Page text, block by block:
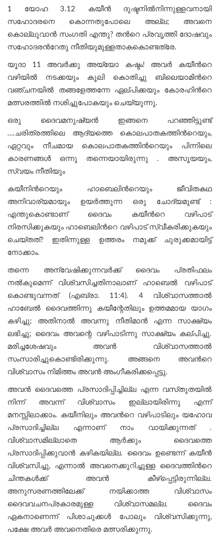
1 യോഹ 3.12 കയീൻ ദുഷ്ടനിൽനിന്നുള്ളവനായി
സഹോദരനെ കൊന്നതുപോലെ അല്ല; അവനെ
കൊല്ലുവാൻ സംഗതി എന്തു? തന്‍റെ പ്രവൃത്തി ദോഷവും
സഹോദരന്‍റേതു നീതിയുമുള്ളതാകകൊണ്ടത്രേ.
യൂദാ 11 അവർക്കു അയ്യോ കഷ്ടം! അവർ കയീന്‍റെ
വഴിയിൽ നടക്കയും കൂലി കൊതിച്ചു ബിലെയാമിന്‍റെ
വഞ്ചനയിൽ തങ്ങളേത്തന്നേ ഏല്പിക്കയും കോരഹിന്‍റെ
മത്സരത്തിൽ നശിച്ചുപോകയും ചെയ്യുന്നു.
ഒരു ദൈവമനുഷ്യന്‍ ഇങ്ങനെ പറഞ്ഞിട്ടുണ്ട്
….ചരിത്രത്തിലെ ആദ്യത്തെ കൊലപാതകത്തിന്‍റെയും,
ഏറ്റവും നീചമായ കൊലപാതകത്തിന്‍റെയും പിന്നിലെ
കാരണങ്ങള്‍ ഒന്നു തന്നെയായിരുന്നു . അസൂയയും,
സ്വയം നീതിയും
​കയീനിന്‍റെയും ഹാബെലിന്‍റെയും ജീവിതകഥ
അനിവാര്യമായും ഉയർത്തുന്ന ഒരു ചോദ്യമുണ്ട് :
എന്തുകൊണ്ടാണ് ദൈവം കയീന്‍റെ വഴിപാട്
നിരസിക്കുകയും ഹാബെലിന്‍റെ വഴിപാട് സ്വീകരിക്കുകയും
ചെയ്തത്? ഇതിന്നുള്ള ഉത്തരം നമുക്ക് ചുരുക്കമായിട്ട്
നോക്കാം.
തന്നെ അന്വേഷിക്കുന്നവർക്ക് ദൈവം പ്രതിഫലം
നൽകുമെന്ന് വിശ്വസിച്ചതിനാലാണ് ഹാബെൽ വഴിപാട്
കൊണ്ടുവന്നത് (എബ്രാ. 11:4). 4 വിശ്വാസത്താൽ
ഹാബേൽ ദൈവത്തിന്നു കയീന്റേതിലും ഉത്തമമായ യാഗം
കഴിച്ചു; അതിനാൽ അവന്നു നീതിമാൻ എന്ന സാക്ഷ്യം
ലഭിച്ചു; ദൈവം അവന്റെ വഴിപാടിന്നു സാക്ഷ്യം കല്പിച്ചു.
മരിച്ചശേഷവും അവൻ വിശ്വാസത്താൽ
സംസാരിച്ചുകൊണ്ടിരിക്കുന്നു. അങ്ങനെ അവന്‍റെ
വിശ്വാസം നിമിത്തം അവൻ അംഗീകരിക്കപ്പെട്ടു.
അവന്‍ ദൈവത്തെ പ്രസാദിപ്പിച്ചില്ല എന്ന വസ്‌തുതയില്‍
നിന്ന് അവന്ന് വിശ്വാസം ഇല്ലായിരിന്നു എന്ന്
മനസ്സിലാക്കാം. കയീനിലും അവന്‍റെ വഴിപാടിലും യഹോവ
പ്രസാദിച്ചില്ല എന്നാണ് നാം വായിക്കുന്നത് .
വിശ്വാസമില്ലാതെ ആർക്കും ദൈവത്തെ
പ്രസാദിപ്പിക്കുവാന്‍ കഴികയില്ല. ദൈവം ഉണ്ടെന്ന് കയീൻ
വിശ്വസിച്ചു, എന്നാൽ അവനെക്കുറിച്ചുള്ള ദൈവത്തിന്‍റെ
ചിന്തകൾക്ക് അവൻ കീഴ്പ്പെട്ടിരുന്നില്ല.
അനുസരണത്തിലേക്ക് നയിക്കാത്ത വിശ്വാസം
ദൈവവചനപ്രകാരമുള്ള വിശ്വാസമല്ല. ദൈവം
ഏകനാണെന്ന് പിശാചുക്കൾ പോലും വിശ്വസിക്കുന്നു,
പക്ഷേ അവർ അവനെതിരെ മത്സരിക്കുന്നു.